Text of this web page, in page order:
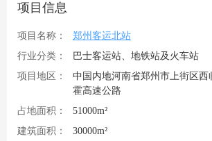
项目信息
项目名称：
郑州客运北站
行业分类：
巴士客运站、地铁站及火车站
项目地区：
中国内地河南省郑州市上街区西
霍高速公路
占地面积：
51000m²
建筑面积：
30000m²